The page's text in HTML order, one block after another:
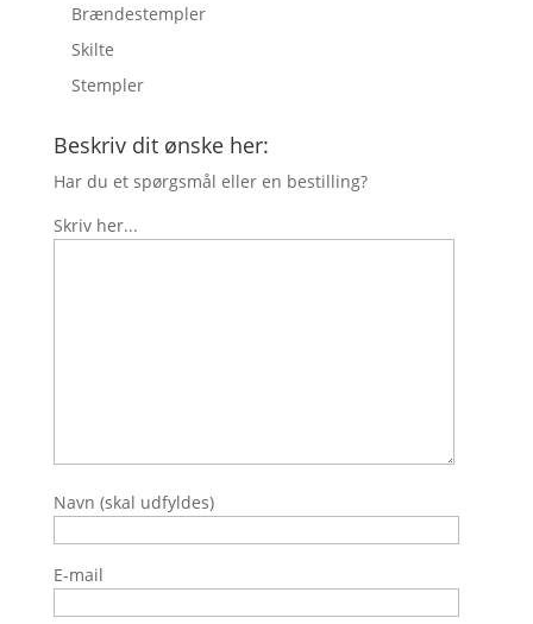
Brændestempler
Skilte
Stempler
Beskriv dit ønske her:
Har du et spørgsmål eller en bestilling?
Skriv her...
Navn (skal udfyldes)
E-mail